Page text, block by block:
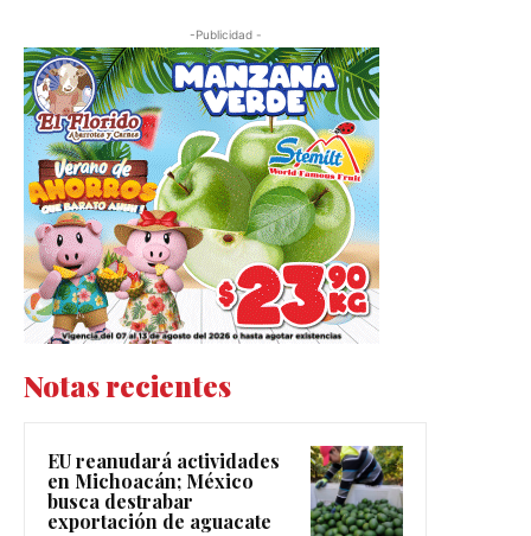
-Publicidad -
Notas recientes
EU reanudará actividades
en Michoacán; México
busca destrabar
exportación de aguacate